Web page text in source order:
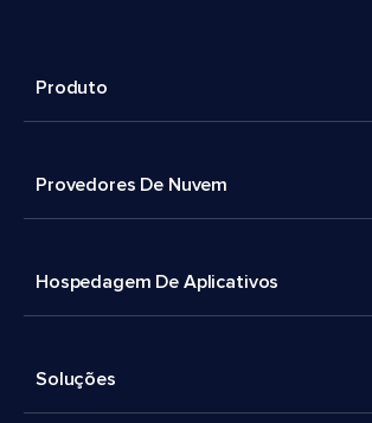
Produto
Provedores De Nuvem
Hospedagem De Aplicativos
Soluções